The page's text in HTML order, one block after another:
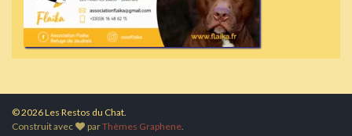
© 2026 Les Restos du Chat.
Construit avec
parThèmes Graphene